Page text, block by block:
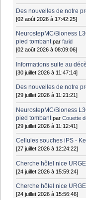
Des nouvelles de notre
[02 août 2026 à 17:42:25]
NeurostepMC/Bioness
pied tombant parfarid
[02 août 2026 à 08:09:06]
Informations suite au
[30 juillet 2026 à 11:47:14]
Des nouvelles de notre
[29 juillet 2026 à 11:21:21]
NeurostepMC/Bioness
pied tombant parCouette
[29 juillet 2026 à 11:12:41]
Cellules souches iPS -
[27 juillet 2026 à 12:24:22]
Cherche hôtel nice
[24 juillet 2026 à 15:59:24]
Cherche hôtel nice
[24 juillet 2026 à 15:56:46]